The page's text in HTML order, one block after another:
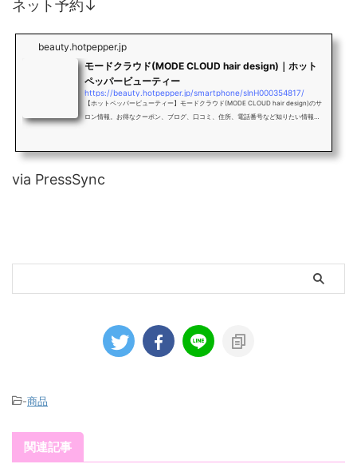
ネット予約↓
beauty.hotpepper.jp
モードクラウド(MODE CLOUD hair design)｜ホット
ペッパービューティー
https://beauty.hotpepper.jp/smartphone/slnH000354817/
【ホットペッパービューティー】モードクラウド(MODE CLOUD hair design)のサ
ロン情報。お得なクーポン、ブログ、口コミ、住所、電話番号など知りたい情報満
via PressSync
-商品
関連記事